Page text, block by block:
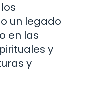
un legado
en las
y
y